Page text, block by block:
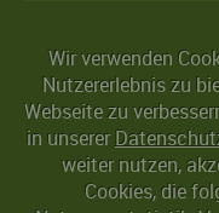
Wir verwenden
Nutzererlebnis zu
Webseite zu
in unserer
weiter nutzen,
Cookies, die